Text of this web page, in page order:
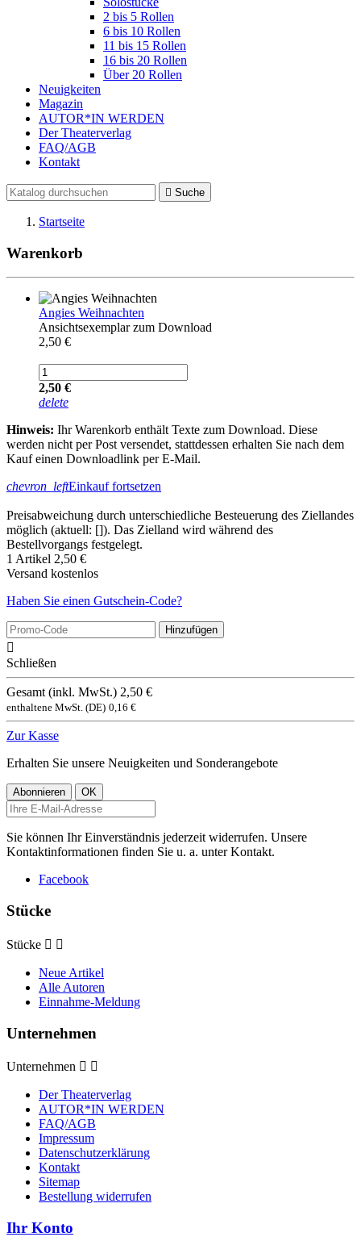
2 bis 5 Rollen
6 bis 10 Rollen
11 bis 15 Rollen
16 bis 20 Rollen
Über 20 Rollen
Neuigkeiten
Magazin
AUTOR*IN WERDEN
Der Theaterverlag
FAQ/AGB
Kontakt
 Suche
Startseite
Warenkorb
Angies Weihnachten
Ansichtsexemplar zum Download
2,50 €
2,50 €
delete
Hinweis: Ihr Warenkorb enthält Texte zum Download. Diese
werden nicht per Post versendet, stattdessen erhalten Sie nach dem
Kauf einen Downloadlink per E-Mail.
chevron_leftEinkauf fortsetzen
Preisabweichung durch unterschiedliche Besteuerung des Ziellandes
möglich (aktuell: []). Das Zielland wird während des
Bestellvorgangs festgelegt.
1 Artikel 2,50 €
Versand kostenlos
Haben Sie einen Gutschein-Code?
Hinzufügen

Schließen
Gesamt (inkl. MwSt.) 2,50 €
enthaltene MwSt. (DE) 0,16 €
Zur Kasse
Erhalten Sie unsere Neuigkeiten und Sonderangebote
Sie können Ihr Einverständnis jederzeit widerrufen. Unsere
Kontaktinformationen finden Sie u. a. unter Kontakt.
Facebook
Stücke
Stücke  
Neue Artikel
Alle Autoren
Einnahme-Meldung
Unternehmen
Unternehmen  
Der Theaterverlag
AUTOR*IN WERDEN
FAQ/AGB
Impressum
Datenschutzerklärung
Kontakt
Sitemap
Bestellung widerrufen
Ihr Konto